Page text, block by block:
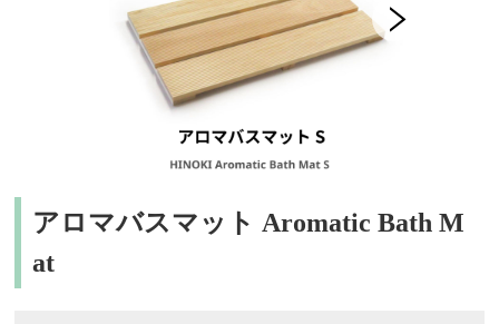
アロマバスマット Aromatic Bath M
at